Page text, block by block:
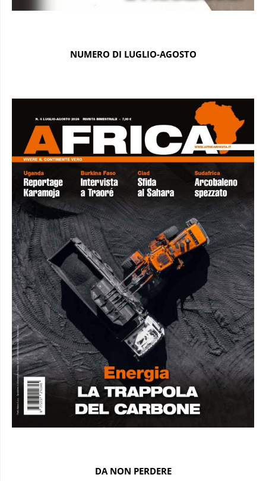
NUMERO DI LUGLIO-AGOSTO
DA NON PERDERE